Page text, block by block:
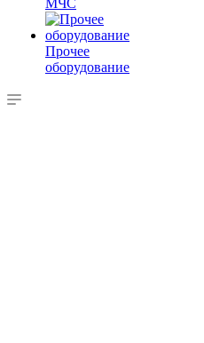
МЧС
Прочее
оборудование